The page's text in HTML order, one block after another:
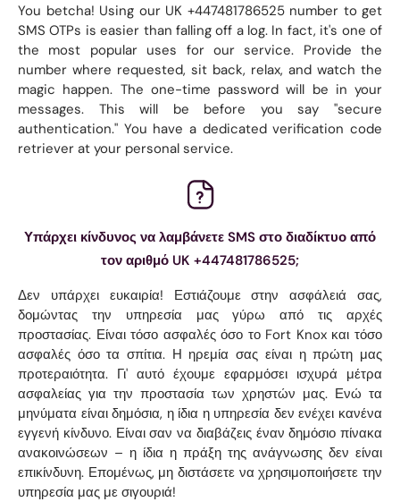
You betcha! Using our UK +447481786525 number to get
SMS OTPs is easier than falling off a log. In fact, it's one of
the most popular uses for our service. Provide the
number where requested, sit back, relax, and watch the
magic happen. The one-time password will be in your
messages. This will be before you say "secure
authentication." You have a dedicated verification code
retriever at your personal service.
Υπάρχει κίνδυνος να λαμβάνετε SMS στο διαδίκτυο από
τον αριθμό UK +447481786525;
Δεν υπάρχει ευκαιρία! Εστιάζουμε στην ασφάλειά σας,
δομώντας την υπηρεσία μας γύρω από τις αρχές
προστασίας. Είναι τόσο ασφαλές όσο το Fort Knox και τόσο
ασφαλές όσο τα σπίτια. Η ηρεμία σας είναι η πρώτη μας
προτεραιότητα. Γι' αυτό έχουμε εφαρμόσει ισχυρά μέτρα
ασφαλείας για την προστασία των χρηστών μας. Ενώ τα
μηνύματα είναι δημόσια, η ίδια η υπηρεσία δεν ενέχει κανένα
εγγενή κίνδυνο. Είναι σαν να διαβάζεις έναν δημόσιο πίνακα
ανακοινώσεων – η ίδια η πράξη της ανάγνωσης δεν είναι
επικίνδυνη. Επομένως, μη διστάσετε να χρησιμοποιήσετε την
υπηρεσία μας με σιγουριά!